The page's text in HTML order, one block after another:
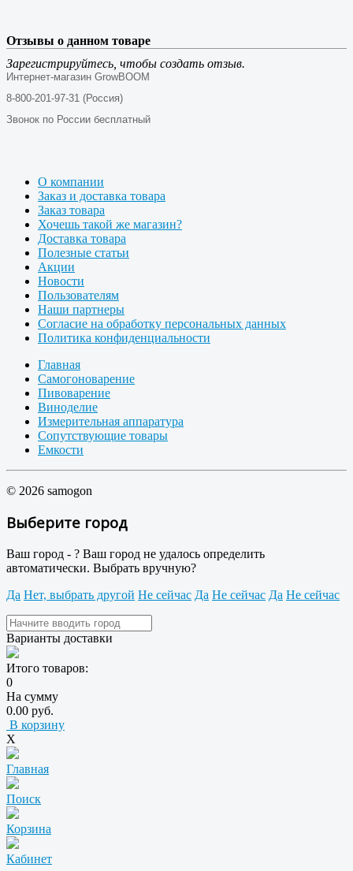
Отзывы о данном товаре
Зарегистрируйтесь, чтобы создать отзыв.
Интернет-магазин GrowBOOM
8-800-201-97-31 (Россия)
Звонок по России бесплатный
О компании
Заказ и доставка товара
Заказ товара
Хочешь такой же магазин?
Доставка товара
Полезные статьи
Акции
Новости
Пользователям
Наши партнеры
Согласие на обработку персональных данных
Политика конфиденциальности
Главная
Самогоноварение
Пивоварение
Виноделие
Измерительная аппаратура
Сопутствующие товары
Емкости
© 2026 samogon
Выберите город
Ваш город - ? Ваш город не удалось определить
автоматически. Выбрать вручную?
Да Нет, выбрать другой Не сейчас Да Не сейчас Да Не сейчас
Варианты доставки
Итого товаров:
0
На сумму
0.00 руб.
В корзину
X
Главная
Поиск
Корзина
Кабинет